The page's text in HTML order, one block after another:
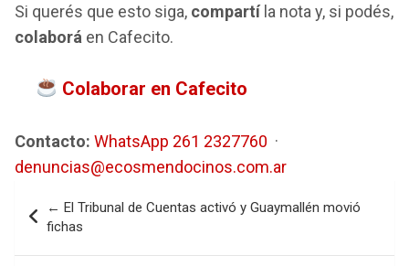
Si querés que esto siga, compartíla nota y, si podés,
colaborá en Cafecito.
Colaborar en Cafecito
Contacto: WhatsApp 261 2327760 ·
denuncias@ecosmendocinos.com.ar
de
entradas
← El Tribunal de Cuentas activó y Guaymallén movió
fichas